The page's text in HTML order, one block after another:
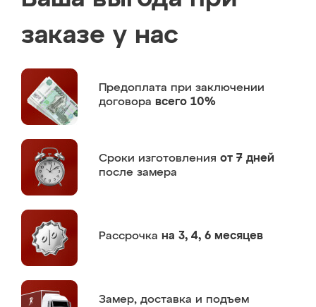
заказе у нас
Предоплата при заключении
договора всего 10%
Сроки изготовления от 7 дней
после замера
Рассрочка на 3, 4, 6 месяцев
Замер, доставка и подъем